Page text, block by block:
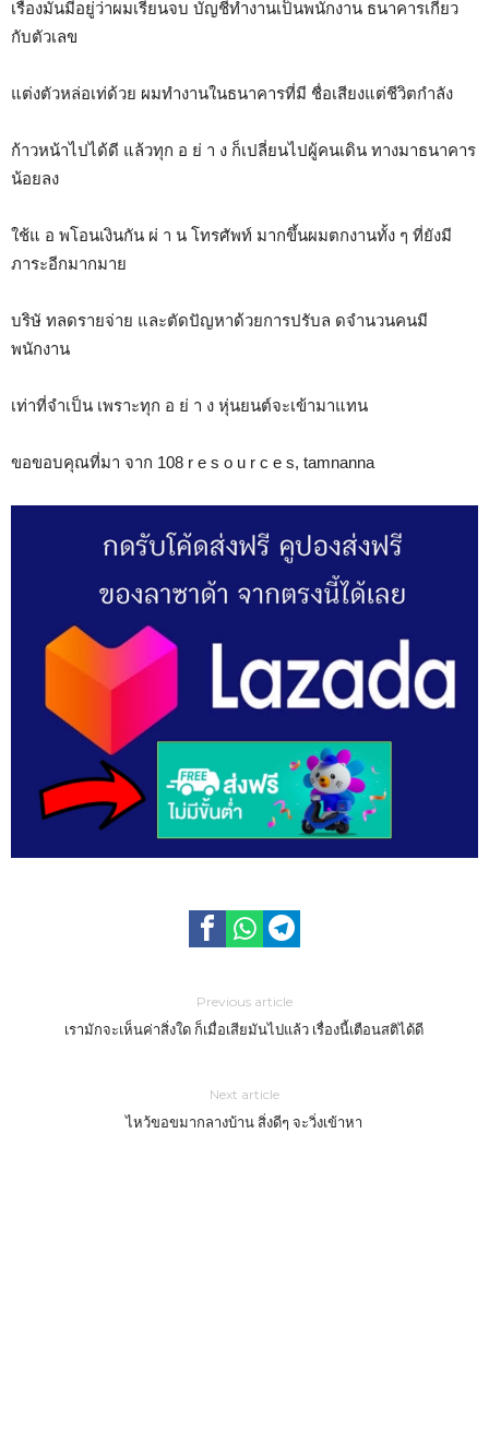
เรื่องมันมีอยู่ว่าผมเรียนจบ บัญชีทำงานเป็นพนักงาน ธนาคารเกี่ยว
กับตัวเลข
แต่งตัวหล่อเท่ด้วย ผมทำงานในธนาคารที่มี ชื่อเสียงแต่ชีวิตกำลัง
ก้าวหน้าไปได้ดี แล้วทุก อ ย่ า ง ก็เปลี่ยนไปผู้คนเดิน ทางมาธนาคาร
น้อยลง
ใช้แ อ พโอนเงินกัน ผ่ า น โทรศัพท์ มากขึ้นผมตกงานทั้ง ๆ ที่ยังมี
ภาระอีกมากมาย
บริษั ทลดรายจ่าย และตัดปัญหาด้วยการปรับล ดจำนวนคนมี
พนักงาน
เท่าที่จำเป็น เพราะทุก อ ย่ า ง หุ่นยนต์จะเข้ามาแทน
ขอขอบคุณที่มา จาก 108 r e s o u r c e s, tamnanna
Previous article
เรามักจะเห็นค่าสิ่งใด ก็เมื่อเสียมันไปแล้ว เรื่องนี้เตือนสติได้ดี
Next article
ไหว้ขอขมากลางบ้าน สิ่งดีๆ จะวิ่งเข้าหา